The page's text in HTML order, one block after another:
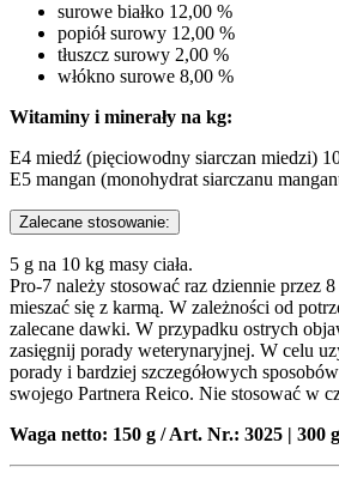
surowe białko 12,00 %
popiół surowy 12,00 %
tłuszcz surowy 2,00 %
włókno surowe 8,00 %
Witaminy i minerały na kg:
E4 miedź (pięciowodny siarczan miedzi)
E5 mangan (monohydrat siarczanu
Zalecane stosowanie:
5 g na 10 kg masy ciała.
Pro-7 należy stosować raz dziennie przez
mieszać się z karmą. W zależności od
zalecane dawki. W przypadku ostrych
zasięgnij porady weterynaryjnej. W celu
porady i bardziej szczegółowych
swojego Partnera Reico. Nie stosować w
Waga netto: 150 g / Art. Nr.: 3025 | 300